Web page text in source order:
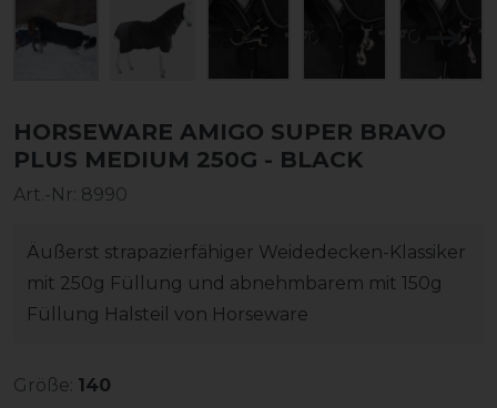
HORSEWARE AMIGO SUPER BRAVO
PLUS MEDIUM 250G - BLACK
Art.-Nr: 8990
Äußerst strapazierfähiger Weidedecken-Klassiker
mit 250g Füllung und abnehmbarem mit 150g
Füllung Halsteil von Horseware
Größe: 140